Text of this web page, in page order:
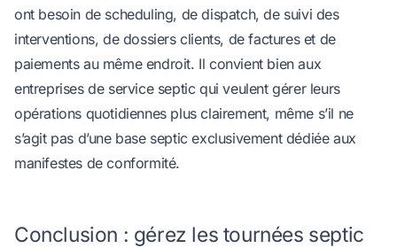
ont besoin de scheduling, de dispatch, de suivi des
interventions, de dossiers clients, de factures et de
paiements au même endroit. Il convient bien aux
entreprises de service septic qui veulent gérer leurs
opérations quotidiennes plus clairement, même s’il ne
s’agit pas d’une base septic exclusivement dédiée aux
manifestes de conformité.
Conclusion : gérez les tournées septic